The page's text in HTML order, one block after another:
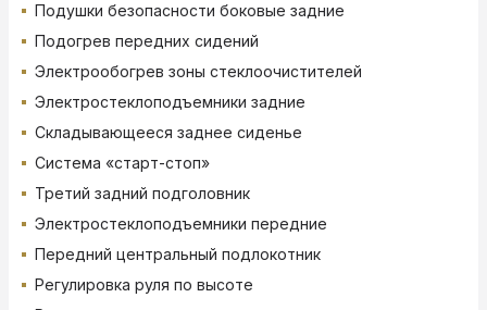
Подушки безопасности боковые задние
Подогрев передних сидений
Электрообогрев зоны стеклоочистителей
Электростеклоподъемники задние
Складывающееся заднее сиденье
Система «старт-стоп»
Третий задний подголовник
Электростеклоподъемники передние
Передний центральный подлокотник
Регулировка руля по высоте